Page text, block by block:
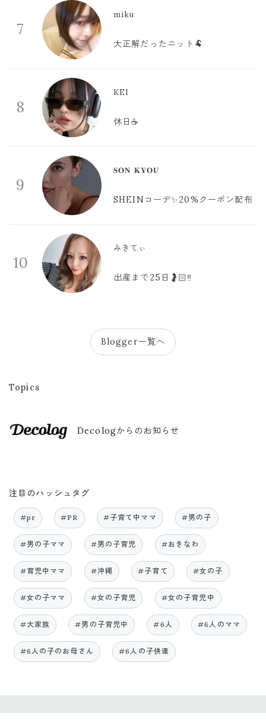
7
miku
大正解だったニット🐏
8
KEI
休日☕️
9
𝐒𝐎𝐍 𝐊𝐘𝐎𝐔
SHEINコーデ✨20%クーポン配布
10
みきてぃ
出産まで25日🤰🏻‼️
Blogger一覧へ
Topics
Decologからのお知らせ
注目のハッシュタグ
#pr #PR #子育て中ママ #男の子
#男の子ママ #男の子育児 #おきなわ
#育児中ママ #沖縄 #子育て #女の子
#女の子ママ #女の子育児 #女の子育児中
#大家族 #男の子育児中 #6人 #6人のママ
#6人の子のお母さん #6人の子供達